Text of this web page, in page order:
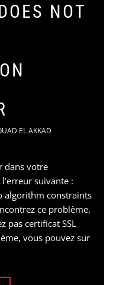
NOT
EL AKKAD
dans votre
suivante :
algorithm constraints
ce problème,
pas certificat SSL
vous pouvez sur